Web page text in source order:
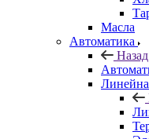
Масла
Автоматика
Назад